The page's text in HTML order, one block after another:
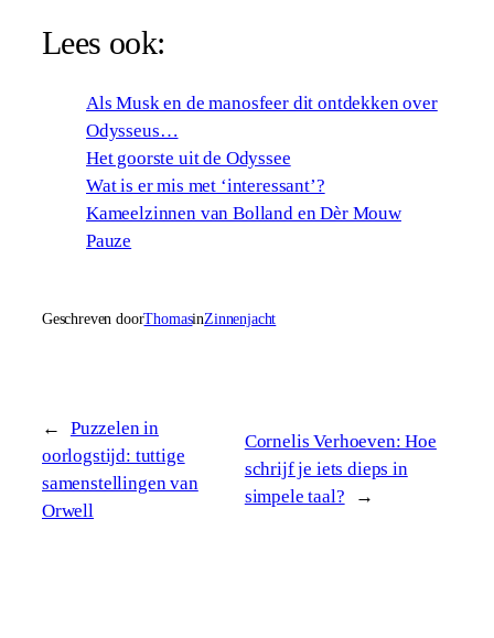
Lees ook:
Als Musk en de manosfeer dit ontdekken over
Odysseus…
Het goorste uit de Odyssee
Wat is er mis met ‘interessant’?
Kameelzinnen van Bolland en Dèr Mouw
Pauze
Geschreven doorThomasinZinnenjacht
←
Puzzelen in
oorlogstijd: tuttige
samenstellingen van
Orwell
Cornelis Verhoeven: Hoe
schrijf je iets dieps in
simpele taal?
→